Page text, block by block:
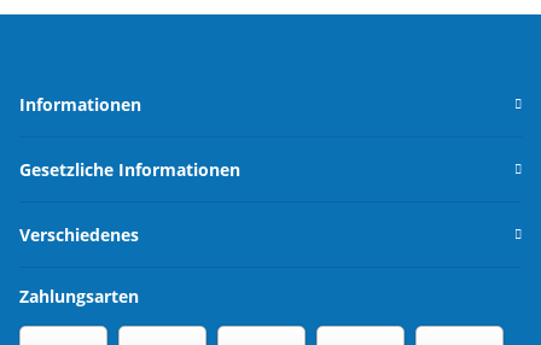
Informationen
Gesetzliche Informationen
Verschiedenes
Zahlungsarten